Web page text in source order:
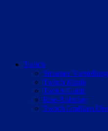
Twitch
Streamer
Twitch Musik
Twitch Guide
Rise-Roleplay
Twitch Grafiken